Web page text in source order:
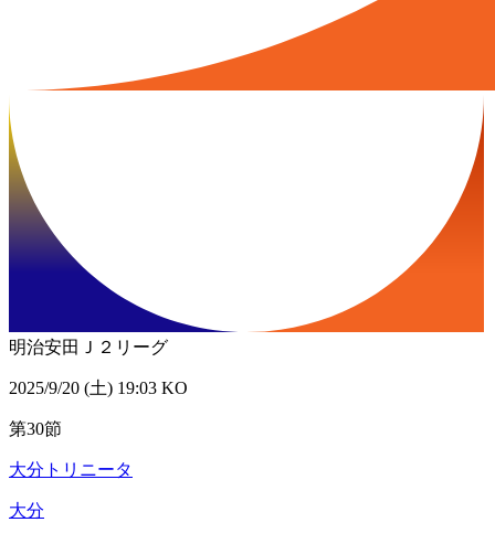
明治安田Ｊ２リーグ
2025/9/20 (土) 19:03 KO
第30節
大分トリニータ
大分